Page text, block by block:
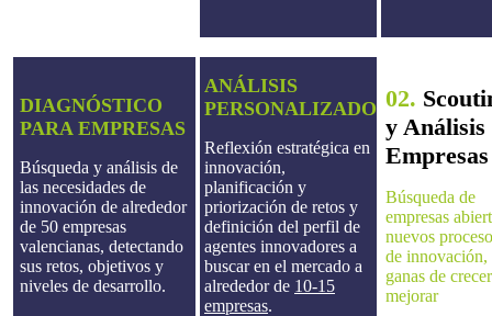
DIAGNÓSTICO
PARA EMPRESAS
Búsqueda y análisis de
las necesidades de
innovación de alrededor
de 50 empresas
valencianas, detectando
sus retos, objetivos y
niveles de desarrollo.
ANÁLISIS
PERSONALIZADO
Reflexión estratégica en
innovación,
planificación y
priorización de retos y
definición del perfil de
agentes innovadores a
buscar en el mercado a
alrededor de 10-15
empresas.
02.
y Análisis
Empresas
Búsqueda de
empresas
nuevos
de innovación,
ganas de
mejorar